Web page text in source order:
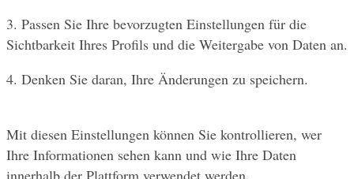
3. Passen Sie Ihre bevorzugten Einstellungen für die
Sichtbarkeit Ihres Profils und die Weitergabe von Daten an.
4. Denken Sie daran, Ihre Änderungen zu speichern.
Mit diesen Einstellungen können Sie kontrollieren, wer
Ihre Informationen sehen kann und wie Ihre Daten
innerhalb der Plattform verwendet werden.